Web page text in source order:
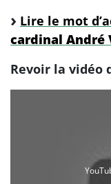
Lire le mot
cardinal André
Revoir la vidéo